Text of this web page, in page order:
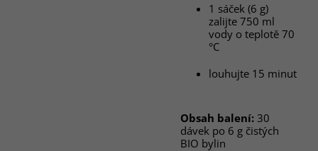
1 sáček (6 g)
zalijte 750 ml
vody o teplotě 70
°C
louhujte 15 minut
Obsah balení: 30
dávek po 6 g čistých
BIO bylin